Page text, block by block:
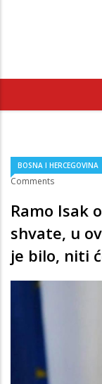
BOSNA I HERCEGOVINA
Comments
Ramo Isak
shvate, u
je bilo, niti